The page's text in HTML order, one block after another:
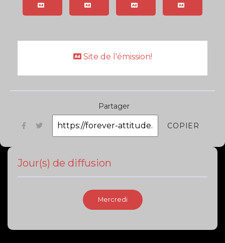
Site de l'émission!
Partager
COPIER
Jour(s) de diffusion
Mercredi